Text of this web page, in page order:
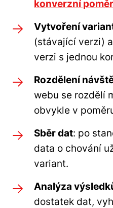
konverzní poměr
Vytvoření
(stávající verzi)
verzi s jednou
Rozdělení
webu se rozdělí
obvykle v
Sběr dat: po
data o chování
variant.
Analýza
dostatek dat,